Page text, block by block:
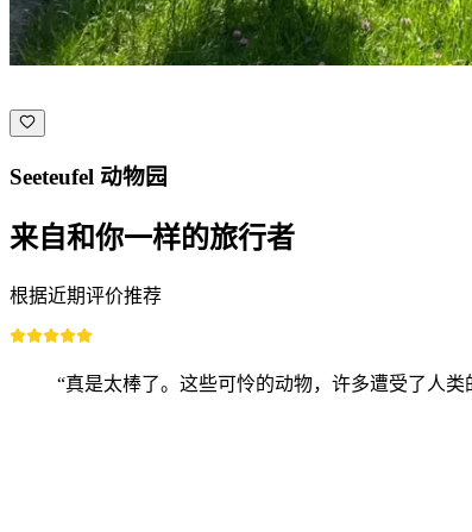
Seeteufel 动物园
来自和你一样的旅行者
根据近期评价推荐
“真是太棒了。这些可怜的动物，许多遭受了人